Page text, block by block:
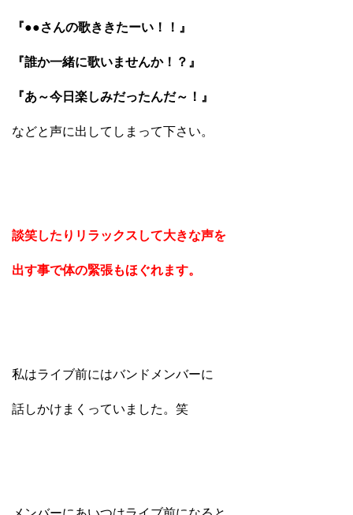
『●●さんの歌ききたーい！！』
『誰か一緒に歌いませんか！？』
『あ～今日楽しみだったんだ～！』
などと声に出してしまって下さい。
談笑したりリラックスして大きな声を
出す事で体の緊張もほぐれます。
私はライブ前にはバンドメンバーに
話しかけまくっていました。笑